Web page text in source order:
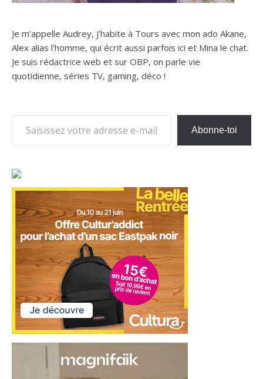
Je m’appelle Audrey, j’habite à Tours avec mon ado Akane,
Alex alias l’homme, qui écrit aussi parfois ici et Mina le chat.
Je suis rédactrice web et sur OBP, on parle vie
quotidienne, séries TV, gaming, déco !
Abonne-toi